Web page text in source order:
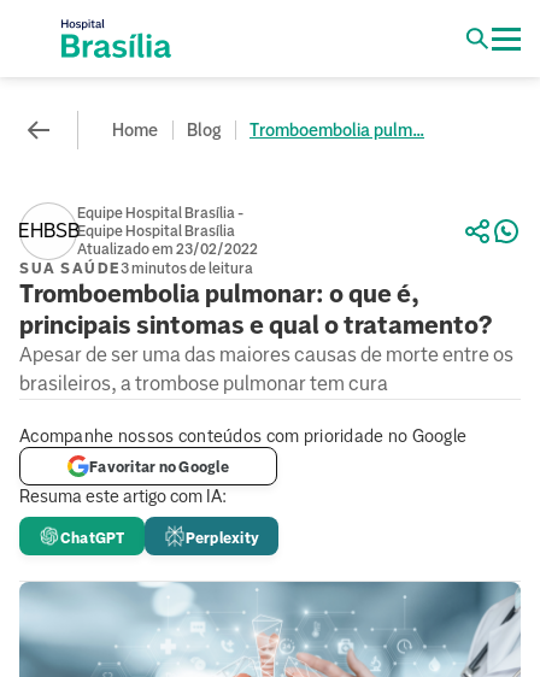
Home Blog Tromboembolia pulm...
EHBSB
Equipe Hospital Brasília -
Equipe Hospital Brasília
Atualizado em 23/02/2022
SUA SAÚDE3 minutos de leitura
Tromboembolia pulmonar: o que é,
principais sintomas e qual o tratamento?
Apesar de ser uma das maiores causas de morte entre os
brasileiros, a trombose pulmonar tem cura
Resuma este artigo com IA:
ChatGPT Perplexity
Acompanhe nossos conteúdos com prioridade no Google
Favoritar no Google